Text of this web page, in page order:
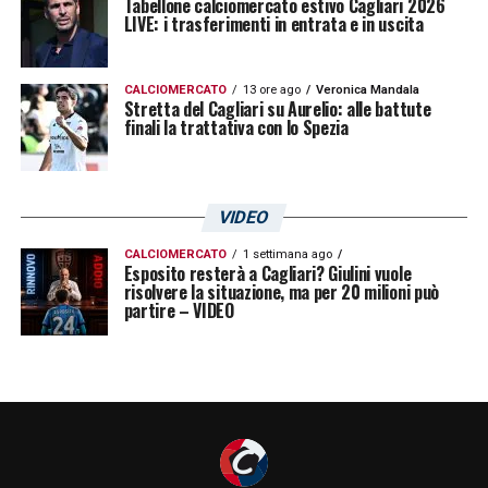
Tabellone calciomercato estivo Cagliari 2026
LIVE: i trasferimenti in entrata e in uscita
CALCIOMERCATO 13 ore ago Veronica Mandala
Stretta del Cagliari su Aurelio: alle battute
finali la trattativa con lo Spezia
VIDEO
CALCIOMERCATO 1 settimana ago
Esposito resterà a Cagliari? Giulini vuole
risolvere la situazione, ma per 20 milioni può
partire – VIDEO